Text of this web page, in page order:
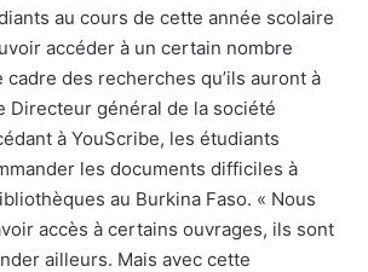
au cours de cette année scolaire
accéder à un certain nombre
cadre des recherches qu’ils auront à
Directeur général de la société
à YouScribe, les étudiants
les documents difficiles à
au Burkina Faso. « Nous
accès à certains ouvrages, ils sont
ailleurs. Mais avec cette